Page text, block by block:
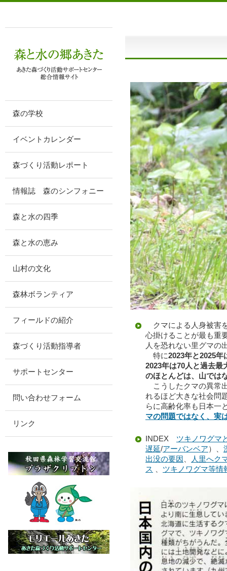
森の学校
イベントカレンダー
森づくり活動レポート
情報誌 森のシンフォニー
森と水の四季
森と水の恵み
山村の文化
森林ボランティア
フィールドの紹介
森づくり活動指導者
サポートセンター
問い合わせフォーム
リンク
クマによる人身被害
心掛けることが最も重
人を恐れない里グマの
特に2023年と2025
2023年は70人と過去最
のほとんどは、山では
こうしたクマの異常
れるほど大きな社会問
らに高齢化率も日本一
マの問題ではなく、実
INDEX ツキノワグマ
遅延/アーバンベア）、
出没の要因
人里へク
ス
ツキノワグマ等情